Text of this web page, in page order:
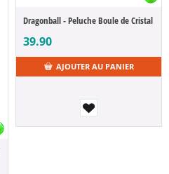
Dragonball - Peluche Boule de Cristal
39.90
AJOUTER AU PANIER